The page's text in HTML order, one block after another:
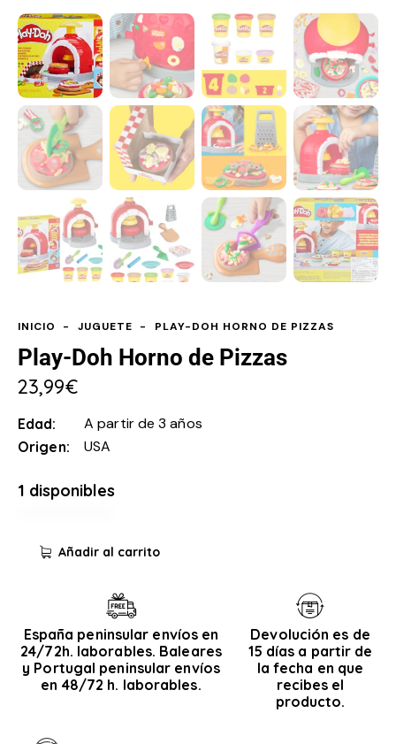
INICIO JUGUETE PLAY-DOH HORNO DE PIZZAS
Play-Doh Horno de Pizzas
23,99€
Edad A partir de 3 años
Origen USA
1 disponibles
Añadir al carrito
España peninsular envíos en
24/72h. laborables. Baleares
y Portugal peninsular envíos
en 48/72 h. laborables.
Devolución es de
15 días a partir de
la fecha en que
recibes el
producto.